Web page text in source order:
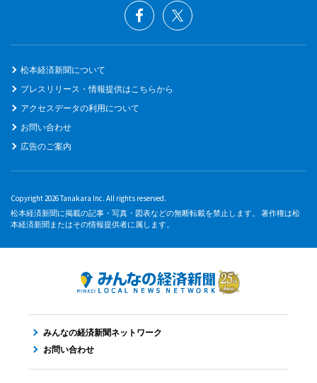
松本経済新聞について
プレスリリース・情報提供はこちらから
アクセスデータの利用について
お問い合わせ
広告のご案内
Copyright 2026 Tanakara Inc. All rights reserved.
松本経済新聞に掲載の記事・写真・図表などの無断転載を禁止します。 著作権は松
本経済新聞またはその情報提供者に属します。
みんなの経済新聞ネットワーク
お問い合わせ